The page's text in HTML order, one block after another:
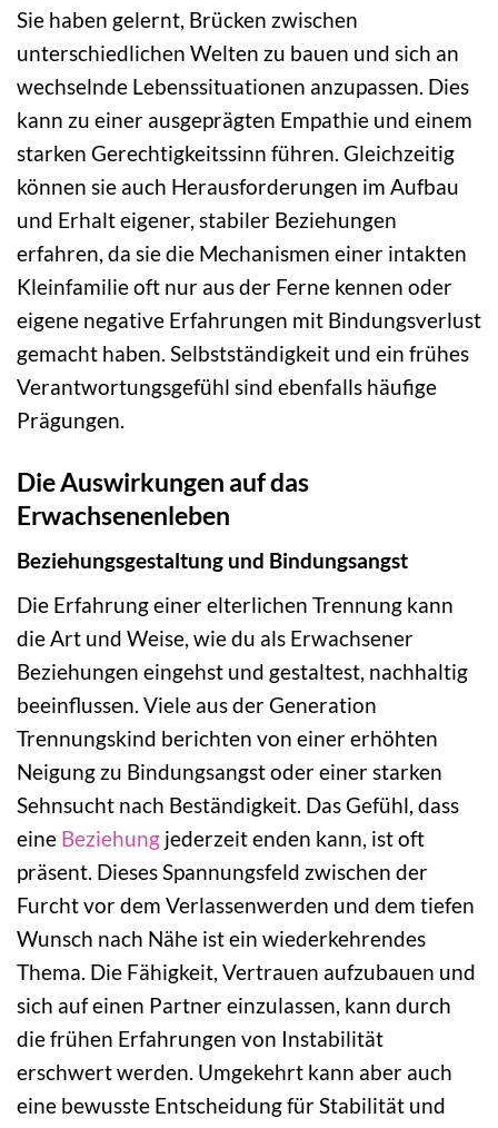
Sie haben gelernt, Brücken zwischen
unterschiedlichen Welten zu bauen und sich an
wechselnde Lebenssituationen anzupassen. Dies
kann zu einer ausgeprägten Empathie und einem
starken Gerechtigkeitssinn führen. Gleichzeitig
können sie auch Herausforderungen im Aufbau
und Erhalt eigener, stabiler Beziehungen
erfahren, da sie die Mechanismen einer intakten
Kleinfamilie oft nur aus der Ferne kennen oder
eigene negative Erfahrungen mit Bindungsverlust
gemacht haben. Selbstständigkeit und ein frühes
Verantwortungsgefühl sind ebenfalls häufige
Prägungen.
Die Auswirkungen auf das
Erwachsenenleben
Beziehungsgestaltung und Bindungsangst
Die Erfahrung einer elterlichen Trennung kann
die Art und Weise, wie du als Erwachsener
Beziehungen eingehst und gestaltest, nachhaltig
beeinflussen. Viele aus der Generation
Trennungskind berichten von einer erhöhten
Neigung zu Bindungsangst oder einer starken
Sehnsucht nach Beständigkeit. Das Gefühl, dass
eine Beziehung jederzeit enden kann, ist oft
präsent. Dieses Spannungsfeld zwischen der
Furcht vor dem Verlassenwerden und dem tiefen
Wunsch nach Nähe ist ein wiederkehrendes
Thema. Die Fähigkeit, Vertrauen aufzubauen und
sich auf einen Partner einzulassen, kann durch
die frühen Erfahrungen von Instabilität
erschwert werden. Umgekehrt kann aber auch
eine bewusste Entscheidung für Stabilität und